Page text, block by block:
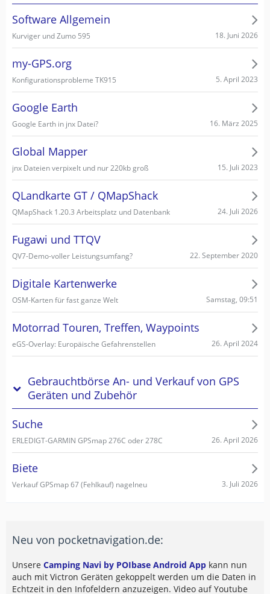
Software Allgemein
Kurviger und Zumo 595 18. Juni 2026
my-GPS.org
Konfigurationsprobleme TK915 5. April 2023
Google Earth
Google Earth in jnx Datei? 16. März 2025
Global Mapper
jnx Dateien verpixelt und nur 220kb groß 15. Juli 2023
QLandkarte GT / QMapShack
QMapShack 1.20.3 Arbeitsplatz und Datenbank 24. Juli 2026
Fugawi und TTQV
QV7-Demo-voller Leistungsumfang? 22. September 2020
Digitale Kartenwerke
OSM-Karten für fast ganze Welt Samstag, 09:51
Motorrad Touren, Treffen, Waypoints
eGS-Overlay: Europäische Gefahrenstellen 26. April 2024
Gebrauchtbörse An- und Verkauf von GPS
Geräten und Zubehör
Suche
ERLEDIGT-GARMIN GPSmap 276C oder 278C 26. April 2026
Biete
Verkauf GPSmap 67 (Fehlkauf) nagelneu 3. Juli 2026
Neu von pocketnavigation.de:
Unsere Camping Navi by POIbase Android App kann nun
auch mit Victron Geräten gekoppelt werden um die Daten in
Echtzeit in den Infofeldern anzuzeigen. Video auf Youtube